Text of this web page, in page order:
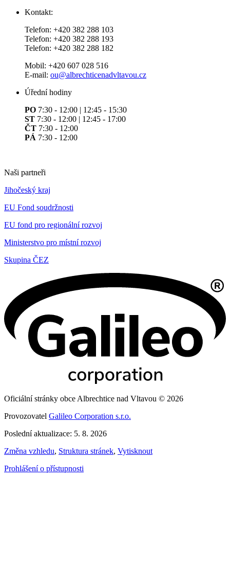
Kontakt:
Telefon: +420 382 288 103
Telefon: +420 382 288 193
Telefon: +420 382 288 182
Mobil: +420 607 028 516
E-mail: ou@albrechticenadvltavou.cz
Úřední hodiny
PO 7:30 - 12:00 | 12:45 - 15:30
ST 7:30 - 12:00 | 12:45 - 17:00
ČT 7:30 - 12:00
PÁ 7:30 - 12:00
Naši partneři
Jihočeský kraj
EU Fond soudržnosti
EU fond pro regionální rozvoj
Ministerstvo pro místní rozvoj
Skupina ČEZ
Oficiální stránky obce Albrechtice nad Vltavou © 2026
Provozovatel Galileo Corporation s.r.o.
Poslední aktualizace: 5. 8. 2026
Změna vzhledu, Struktura stránek, Vytisknout
Prohlášení o přístupnosti